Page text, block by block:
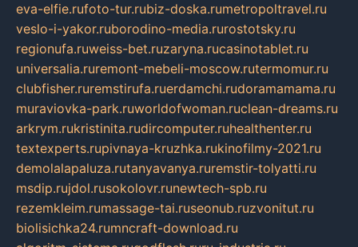
eva-elfie.rufoto-tur.rubiz-doska.rumetropoltravel.ru
veslo-i-yakor.ruborodino-media.rurostotsky.ru
regionufa.ruweiss-bet.ruzaryna.rucasinotablet.ru
universalia.ruremont-mebeli-moscow.rutermomur.ru
clubfisher.ruremstirufa.ruerdamchi.rudoramamama.ru
muraviovka-park.ruworldofwoman.ruclean-dreams.ru
arkrym.rukristinita.rudircomputer.ruhealthenter.ru
textexperts.rupivnaya-kruzhka.rukinofilmy-2021.ru
demolalapaluza.rutanyavanya.ruremstir-tolyatti.ru
msdip.rujdol.rusokolovr.runewtech-spb.ru
rezemkleim.rumassage-tai.ruseonub.ruzvonitut.ru
biolisichka24.rumncraft-download.ru